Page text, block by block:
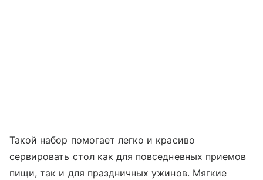
Такой набор помогает легко и красиво
сервировать стол как для повседневных приемов
пищи, так и для праздничных ужинов. Мягкие